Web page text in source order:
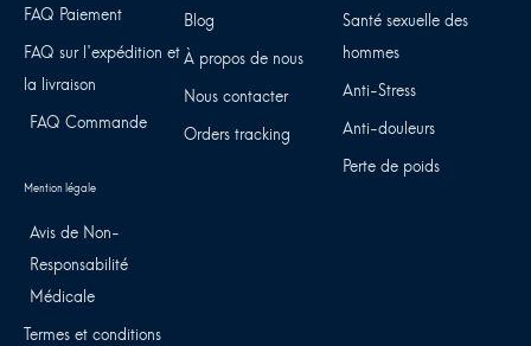
FAQ Paiement
FAQ sur l'expédition et
la livraison
FAQ Commande
Blog
À propos de nous
Nous contacter
Orders tracking
Santé sexuelle des
hommes
Anti-Stress
Anti-douleurs
Perte de poids
Avis de Non-
Responsabilité
Médicale
Termes et conditions